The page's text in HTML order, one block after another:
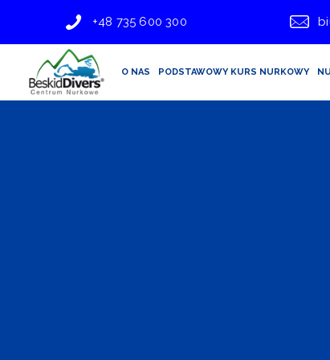
+48 735 600 300
O NAS PODSTAWOWY KURS NURKOWY